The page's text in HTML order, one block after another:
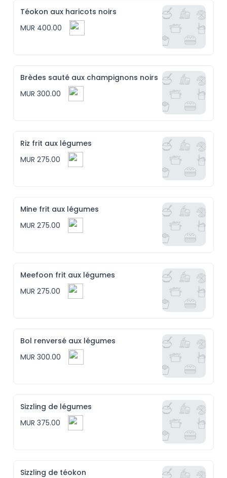
Téokon aux haricots noirs
MUR 400.00
Brèdes sauté aux champignons noirs
MUR 300.00
Riz frit aux légumes
MUR 275.00
Mine frit aux légumes
MUR 275.00
Meefoon frit aux légumes
MUR 275.00
Bol renversé aux légumes
MUR 300.00
Sizzling de légumes
MUR 375.00
Sizzling de téokon